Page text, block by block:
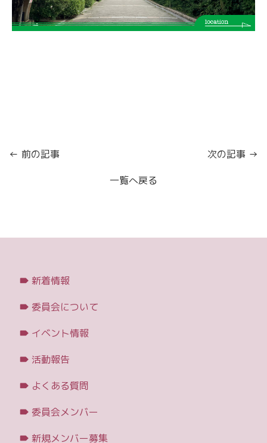
← 前の記事
次の記事 →
一覧へ戻る
新着情報
委員会について
イベント情報
活動報告
よくある質問
委員会メンバー
新規メンバー募集